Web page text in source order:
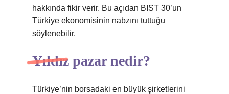
hakkında fikir verir. Bu açıdan BIST 30’un
Türkiye ekonomisinin nabzını tuttuğu
söylenebilir.
Yıldız pazar nedir?
Türkiye’nin borsadaki en büyük şirketlerini